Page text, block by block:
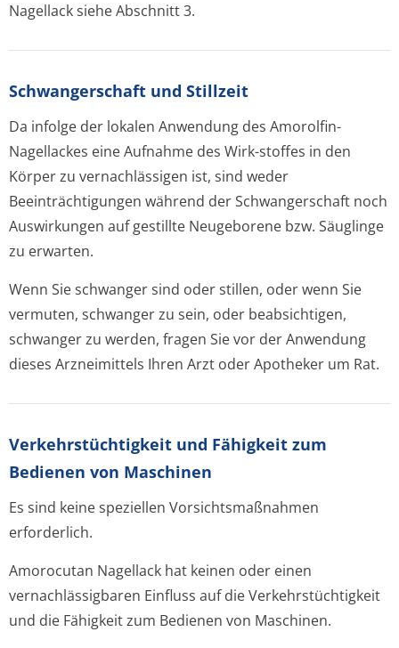
Nagellack siehe Abschnitt 3.
Schwangerschaft und Stillzeit
Da infolge der lokalen Anwendung des Amorolfin-
Nagellackes eine Aufnahme des Wirk-stoffes in den
Körper zu vernachlässigen ist, sind weder
Beeinträchtigungen während der Schwangerschaft noch
Auswirkungen auf gestillte Neugeborene bzw. Säuglinge
zu erwarten.
Wenn Sie schwanger sind oder stillen, oder wenn Sie
vermuten, schwanger zu sein, oder beabsichtigen,
schwanger zu werden, fragen Sie vor der Anwendung
dieses Arzneimittels Ihren Arzt oder Apotheker um Rat.
Verkehrstüchtig­keit und Fähigkeit zum
Bedienen von Maschinen
Es sind keine speziellen Vorsichtsmaßnahmen
erforderlich.
Amorocutan Nagellack hat keinen oder einen
vernachlässigbaren Einfluss auf die Verkehrstüchtigkeit
und die Fähigkeit zum Bedienen von Maschinen.